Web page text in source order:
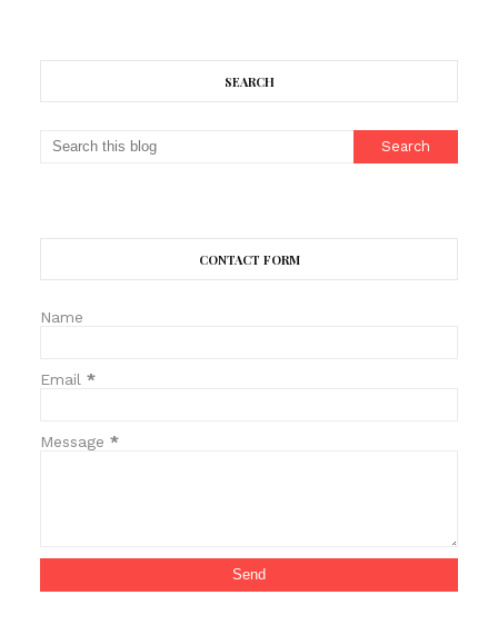
SEARCH
CONTACT FORM
Name
Email *
Message *